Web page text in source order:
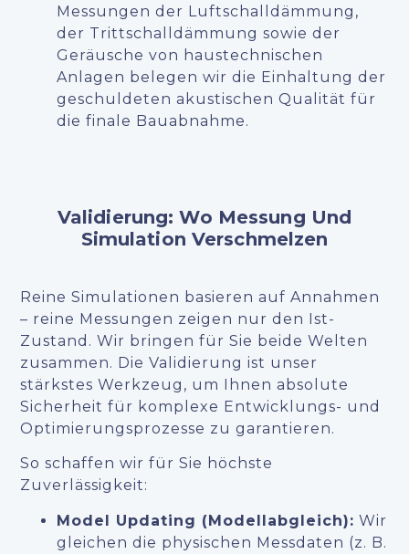
Messungen der Luftschalldämmung,
der Trittschalldämmung sowie der
Geräusche von haustechnischen
Anlagen belegen wir die Einhaltung der
geschuldeten akustischen Qualität für
die finale Bauabnahme.
Validierung: Wo Messung Und
Simulation Verschmelzen
Reine Simulationen basieren auf Annahmen
– reine Messungen zeigen nur den Ist-
Zustand. Wir bringen für Sie beide Welten
zusammen. Die Validierung ist unser
stärkstes Werkzeug, um Ihnen absolute
Sicherheit für komplexe Entwicklungs- und
Optimierungsprozesse zu garantieren.
So schaffen wir für Sie höchste
Zuverlässigkeit:
Model Updating (Modellabgleich): Wir
gleichen die physischen Messdaten (z. B.